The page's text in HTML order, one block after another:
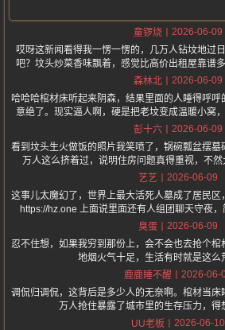
童锣烧
2026-06-09
哎呀这新闻看得我一愣一愣的，几万人钻坟地过
吧？坟头炒菜香味飘着，感觉比高价出租屋靠谱
森林北
2026-06-09
哈哈哈棺材床听起来阴森，结果里面的人睡得呼呼
意绝了。现实逼人啊，硬是把老坟变成温暖小窝
彭十六
2026-06-09
看到坟头生火做饭的照片我笑喷了，锅碗瓢盆摆
万人这么挤着过，说明住房问题真得重视，不然
艺艺
2026-06-09
这事儿太魔幻了，世界上最大活死人墓成了居民区
https://hz.one 上面说里面还有人组团聊天守夜，
臭蛋
2026-06-09
忍不住想，如果我穷到那份上，会不会也去抢个
地烟火气十足，生活有时就是这么
鹿鹿睡不醒
2026-06-
调侃归调侃，这背后是多少人的无奈啊。棺材当
万人抢住暴露了城市里的生存压力，得
UU老板
2026-06-10